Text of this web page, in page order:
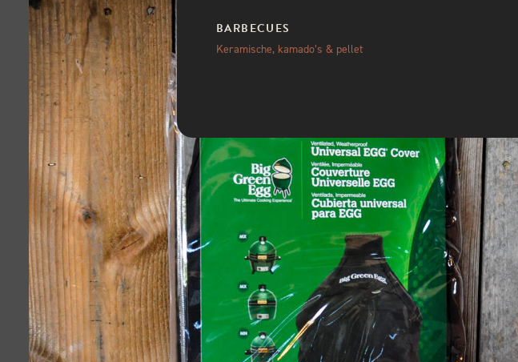
BARBECUES
Keramische, kamado’s & pellet